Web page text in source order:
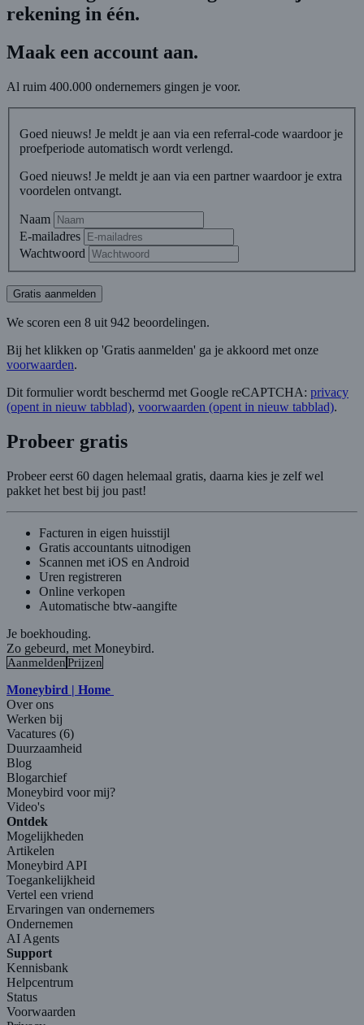
rekening in één.
Maak een account aan.
Al ruim 400.000 ondernemers gingen je voor.
Goed nieuws! Je meldt je aan via een referral-code waardoor je
proefperiode automatisch wordt verlengd.
Goed nieuws! Je meldt je aan via een partner waardoor je extra
voordelen ontvangt.
Naam
E-mailadres
Wachtwoord
Gratis aanmelden
We scoren een 8 uit 942 beoordelingen.
Bij het klikken op 'Gratis aanmelden' ga je akkoord met onze
voorwaarden.
Dit formulier wordt beschermd met Google reCAPTCHA: privacy
(opent in nieuw tabblad), voorwaarden (opent in nieuw tabblad).
Probeer gratis
Probeer eerst 60 dagen helemaal gratis, daarna kies je zelf wel
pakket het best bij jou past!
Facturen in eigen huisstijl
Gratis accountants uitnodigen
Scannen met iOS en Android
Uren registreren
Online verkopen
Automatische btw-aangifte